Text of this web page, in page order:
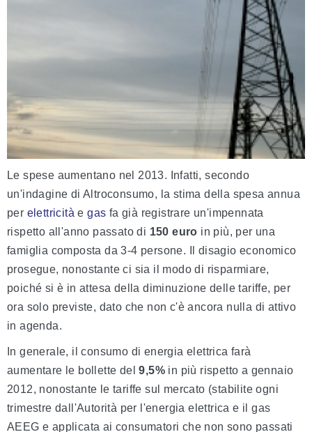
Le spese aumentano nel 2013. Infatti, secondo
un'indagine di Altroconsumo, la stima della spesa annua
per elettricità egas fa già registrare un'impennata
rispetto all'anno passato di 150 euro in più, per una
famiglia composta da 3-4 persone. Il disagio economico
prosegue, nonostante ci sia il modo di risparmiare,
poiché si è in attesa della diminuzione delle tariffe, per
ora solo previste, dato che non c'è ancora nulla di attivo
in agenda.
In generale, il consumo di energia elettrica farà
aumentare le bollette del9,5% in più rispetto a gennaio
2012, nonostante le tariffe sul mercato (stabilite ogni
trimestre dall'Autorità per l'energia elettrica e il gas
AEEG e applicata ai consumatori che non sono passati